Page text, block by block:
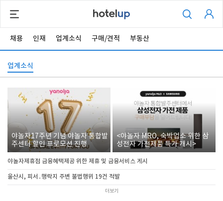
채용 인재 업계소식 구매/견적 부동산
업계소식
야놀자17주년 기념 야놀자 통합발
주센터 할인 프로모션 진행
<야놀자 MRO, 숙박업소 위한 삼
성전자 가전제품 특가 개시>
야놀자제휴점 금융혜택제공 위한 제휴 및 금융서비스 게시
울산시, 피서․행락지 주변 불법행위 19건 적발
더보기